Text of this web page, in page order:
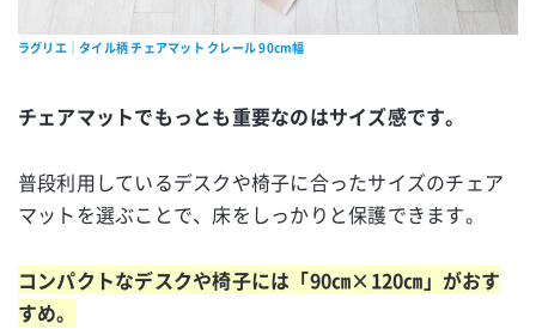
ラグリエ｜タイル柄 チェアマット クレール 90cm幅
チェアマットでもっとも重要なのはサイズ感です。
普段利用しているデスクや椅子に合ったサイズのチェア
マットを選ぶことで、床をしっかりと保護できます。
コンパクトなデスクや椅子には「90㎝×120㎝」がおす
すめ。